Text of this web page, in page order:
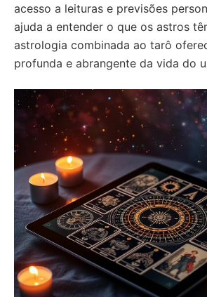
acesso a leituras e previsões
ajuda a entender o que os astros
astrologia combinada ao tarô
profunda e abrangente da vida do